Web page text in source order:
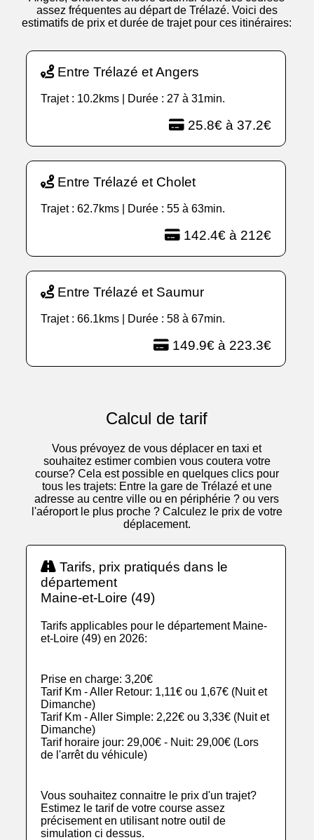
assez fréquentes au départ de Trélazé. Voici des
estimatifs de prix et durée de trajet pour ces itinéraires:
Entre Trélazé et Angers
Trajet : 10.2kms | Durée : 27 à 31min.
25.8€ à 37.2€
Entre Trélazé et Cholet
Trajet : 62.7kms | Durée : 55 à 63min.
142.4€ à 212€
Entre Trélazé et Saumur
Trajet : 66.1kms | Durée : 58 à 67min.
149.9€ à 223.3€
Calcul de tarif
Vous prévoyez de vous déplacer en taxi et
souhaitez estimer combien vous coutera votre
course? Cela est possible en quelques clics pour
tous les trajets: Entre la gare de Trélazé et une
adresse au centre ville ou en périphérie ? ou vers
l'aéroport le plus proche ? Calculez le prix de votre
déplacement.
Tarifs, prix pratiqués dans le
département
Maine-et-Loire (49)
Tarifs applicables pour le département Maine-
et-Loire (49) en 2026:
Prise en charge: 3,20€
Tarif Km - Aller Retour: 1,11€ ou 1,67€ (Nuit et
Dimanche)
Tarif Km - Aller Simple: 2,22€ ou 3,33€ (Nuit et
Dimanche)
Tarif horaire jour: 29,00€ - Nuit: 29,00€ (Lors
de l'arrêt du véhicule)
Vous souhaitez connaitre le prix d'un trajet?
Estimez le tarif de votre course assez
précisement en utilisant notre outil de
simulation ci dessus.